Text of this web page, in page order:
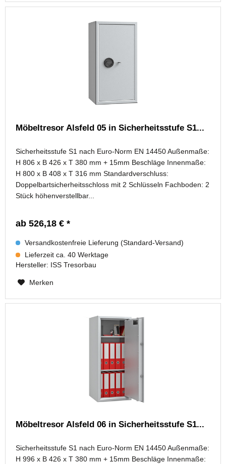
Möbeltresor Alsfeld 05 in Sicherheitsstufe S1...
Sicherheitsstufe S1 nach Euro-Norm EN 14450 Außenmaße:
H 806 x B 426 x T 380 mm + 15mm Beschläge Innenmaße:
H 800 x B 408 x T 316 mm Standardverschluss:
Doppelbartsicherheitsschloss mit 2 Schlüsseln Fachboden: 2
Stück höhenverstellbar...
ab 526,18 € *
Versandkostenfreie Lieferung (Standard-Versand)
Lieferzeit ca. 40 Werktage
Hersteller: ISS Tresorbau
Merken
Möbeltresor Alsfeld 06 in Sicherheitsstufe S1...
Sicherheitsstufe S1 nach Euro-Norm EN 14450 Außenmaße:
H 996 x B 426 x T 380 mm + 15mm Beschläge Innenmaße: